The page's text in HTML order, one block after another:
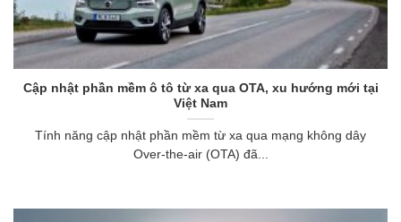
Cập nhật phần mềm ô tô từ xa qua OTA, xu hướng mới tại
Việt Nam
Tính năng cập nhật phần mềm từ xa qua mạng không dây
Over-the-air (OTA) đã...